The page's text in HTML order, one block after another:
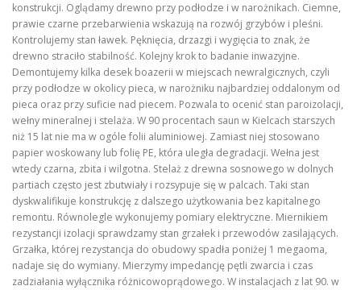
konstrukcji. Oglądamy drewno przy podłodze i w narożnikach. Ciemne,
prawie czarne przebarwienia wskazują na rozwój grzybów i pleśni.
Kontrolujemy stan ławek. Pęknięcia, drzazgi i wygięcia to znak, że
drewno straciło stabilność. Kolejny krok to badanie inwazyjne.
Demontujemy kilka desek boazerii w miejscach newralgicznych, czyli
przy podłodze w okolicy pieca, w narożniku najbardziej oddalonym od
pieca oraz przy suficie nad piecem. Pozwala to ocenić stan paroizolacji,
wełny mineralnej i stelaża. W 90 procentach saun w Kielcach starszych
niż 15 lat nie ma w ogóle folii aluminiowej. Zamiast niej stosowano
papier woskowany lub folię PE, która uległa degradacji. Wełna jest
wtedy czarna, zbita i wilgotna. Stelaż z drewna sosnowego w dolnych
partiach często jest zbutwiały i rozsypuje się w palcach. Taki stan
dyskwalifikuje konstrukcję z dalszego użytkowania bez kapitalnego
remontu. Równolegle wykonujemy pomiary elektryczne. Miernikiem
rezystancji izolacji sprawdzamy stan grzałek i przewodów zasilających.
Grzałka, której rezystancja do obudowy spadła poniżej 1 megaoma,
nadaje się do wymiany. Mierzymy impedancję pętli zwarcia i czas
zadziałania wyłącznika różnicowoprądowego. W instalacjach z lat 90. w